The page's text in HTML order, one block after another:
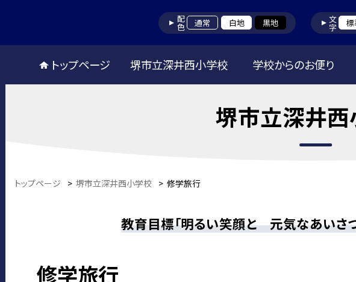
配色 通常 白地 黒地 文字
トップページ 堺市立深井西小学校 学校からのお便り
堺市立深井
トップページ > 堺市立深井西小学校 > 修学旅行
教育目標「明るい笑顔と 元気なあいさ
修学旅行